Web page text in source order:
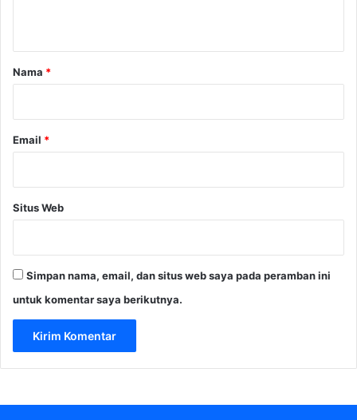
rNama *
Email *
Situs Web
Simpan nama, email, dan situs web saya pada peramban ini
untuk komentar saya berikutnya.